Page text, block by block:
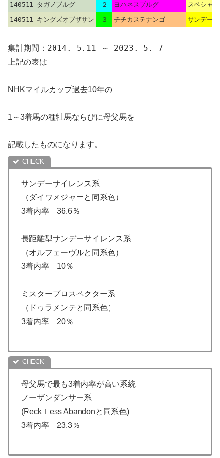
140511 タガノブルグ ２ ヨハネスブルグ
スペシャ
140511
キングズオブザサン ３ チチカステナンゴ サンデー
集計期間：2014. 5.11 ～ 2023. 5. 7
上記の表は
NHKマイルカップ過去10年の
1～3着馬の種牡馬ならびに母父馬を
記載したものになります。
サンデーサイレンス系
（ダイワメジャーと同系色）
3着内率 36.6％
長距離型サンデーサイレンス系
（オルフェーヴルと同系色）
3着内率 10％
ミスタープロスペクター系
（ドゥラメンテと同系色）
3着内率 20％
母父馬で最も3着内率が高い系統
ノーザンダンサー系
(Reckｌess Abandonと同系色)
3着内率 23.3％